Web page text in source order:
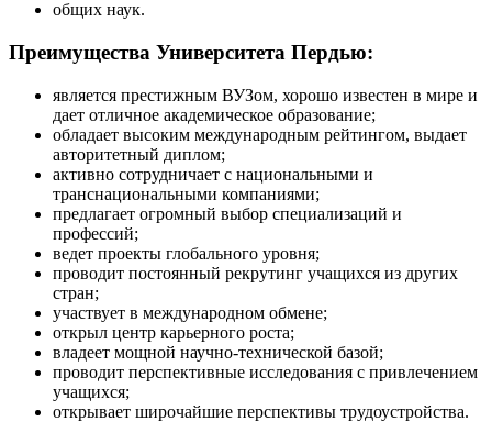
общих наук.
Преимущества Университета Пердью:
является престижным ВУЗом, хорошо известен в мире и
дает отличное академическое образование;
обладает высоким международным рейтингом, выдает
авторитетный диплом;
активно сотрудничает с национальными и
транснациональными компаниями;
предлагает огромный выбор специализаций и
профессий;
ведет проекты глобального уровня;
проводит постоянный рекрутинг учащихся из других
стран;
участвует в международном обмене;
открыл центр карьерного роста;
владеет мощной научно-технической базой;
проводит перспективные исследования с привлечением
учащихся;
открывает широчайшие перспективы трудоустройства.